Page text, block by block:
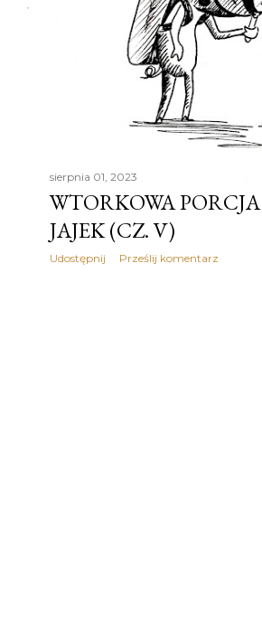
sierpnia 01, 2023
WTORKOWA
JAJEK (CZ. V)
Udostępnij Prześlij komentarz